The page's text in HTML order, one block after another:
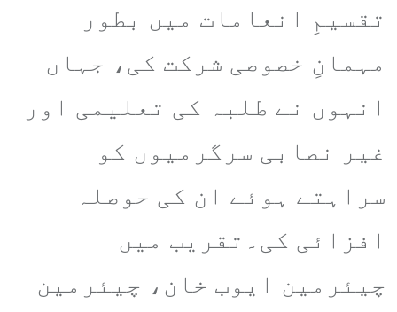
تقسیمِ انعامات میں بطور
مہمانِ خصوصی شرکت کی، جہاں
انہوں نے طلبہ کی تعلیمی اور
غیر نصابی سرگرمیوں کو
سراہتے ہوئے ان کی حوصلہ
افزائی کی۔تقریب میں
چیئرمین ایوب خان، چیئرمین